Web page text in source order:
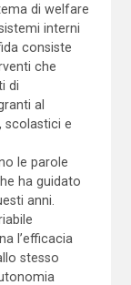
di welfare
interni
consiste
che
di
al
scolastici e
le parole
ha guidato
anni.
l’efficacia
stesso